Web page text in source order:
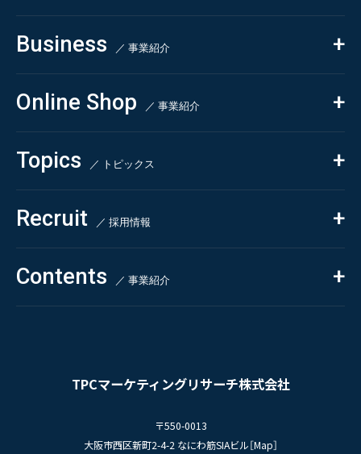
TPCマーケティングリサーチ株式会社
〒550-0013
大阪市西区新町2-4-2 なにわ筋SIAビル［Map］
私たちの強み
会社概要・沿革
CSR
Business ／ 事業紹介
コンサルティング
依頼・受託調査
- 市場調査
- 競合調査
- アンケート調査
- クイックリサーチ
自主企画調査
Online Shop ／ 事業紹介
Beauty & Cosmetics
Health & Food
Pharmaceuticals & Medical
Chemical & Life Sciences
Topics ／ トピックス
ALL
お知らせ
新刊情報
掲載情報
Recruit ／ 採用情報
採用TOP
- 求める人物像
Contents ／ 事業紹介
お問い合わせ
プライバシーポリシー